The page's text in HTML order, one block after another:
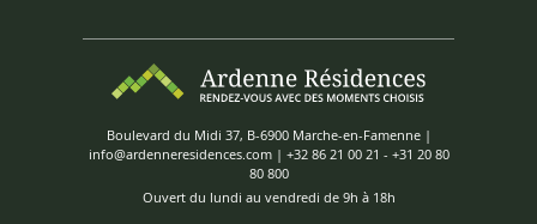
Boulevard du Midi 37, B-6900 Marche-en-Famenne |
info@ardenneresidences.com| +32 86 21 00 21 - +31 20 80
80 800
Ouvert du lundi au vendredi de 9h à 18h